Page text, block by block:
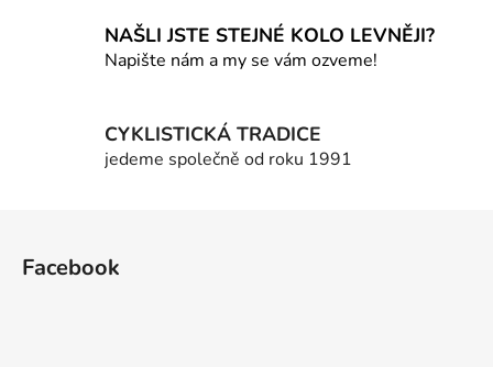
í
p
k
y
NAŠLI JSTE STEJNÉ KOLO LEVNĚJI?
Napište nám a my se vám ozveme!
CYKLISTICKÁ TRADICE
jedeme společně od roku 1991
Facebook